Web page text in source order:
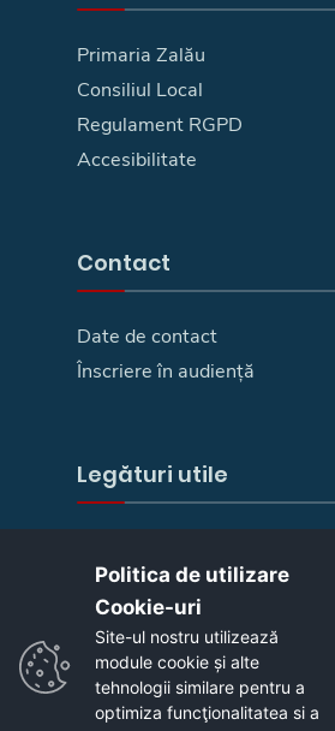
Primaria Zalău
Consiliul Local
Regulament RGPD
Accesibilitate
Contact
Date de contact
Înscriere în audiență
Legături utile
Camera deputaților
Senat
Ministere
Your Europe
Autoritatea pentru
Politica de utilizare
Cookie-uri‎
Site-ul nostru utilizează
module cookie și alte
tehnologii similare pentru a
optimiza funcţionalitatea si a